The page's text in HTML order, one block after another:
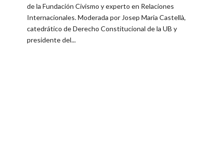
de la Fundación Civismo y experto en Relaciones
Internacionales. Moderada por Josep Maria Castellà,
catedrático de Derecho Constitucional de la UB y
presidente del...